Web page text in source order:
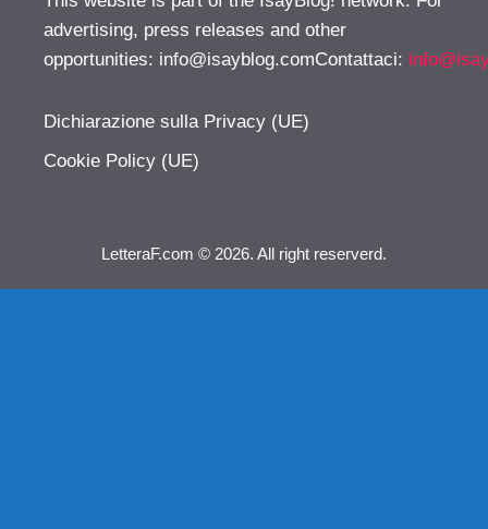
advertising, press releases and other
opportunities: info@isayblog.comContattaci:
Dichiarazione sulla Privacy (UE)
Cookie Policy (UE)
LetteraF.com © 2026. All right reserverd.